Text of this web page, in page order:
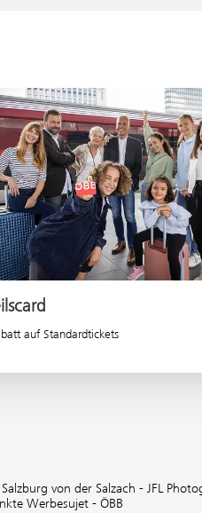
auf Standardtickets
von der Salzach - JFL
Werbesujet - ÖBB